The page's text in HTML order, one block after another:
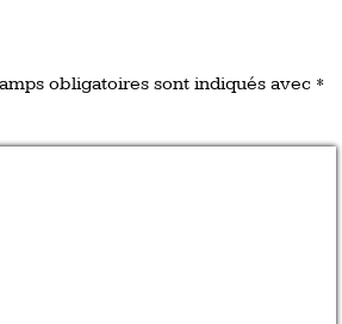
obligatoires sont indiqués avec *